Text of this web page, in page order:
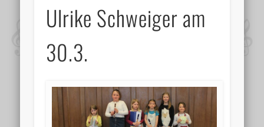
Ulrike Schweiger am
30.3.